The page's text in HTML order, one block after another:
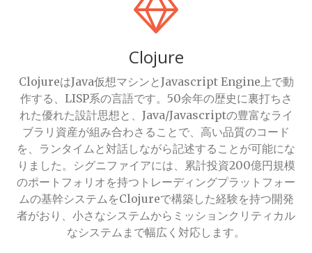
Clojure
ClojureはJava仮想マシンとJavascript Engine上で動
作する、LISP系の言語です。50余年の歴史に裏打ちさ
れた優れた設計思想と、Java/Javascriptの豊富なライ
ブラリ資産が組み合わさることで、高い品質のコード
を、ランタイムと対話しながら記述することが可能にな
りました。シグニファイアには、累計投資200億円規模
のポートフォリオを持つトレーディングプラットフォー
ムの基幹システムをClojureで構築した経験を持つ開発
者がおり、小さなシステムからミッションクリティカル
なシステムまで幅広く対応します。